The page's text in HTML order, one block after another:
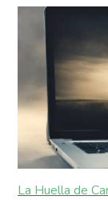
La Huella de